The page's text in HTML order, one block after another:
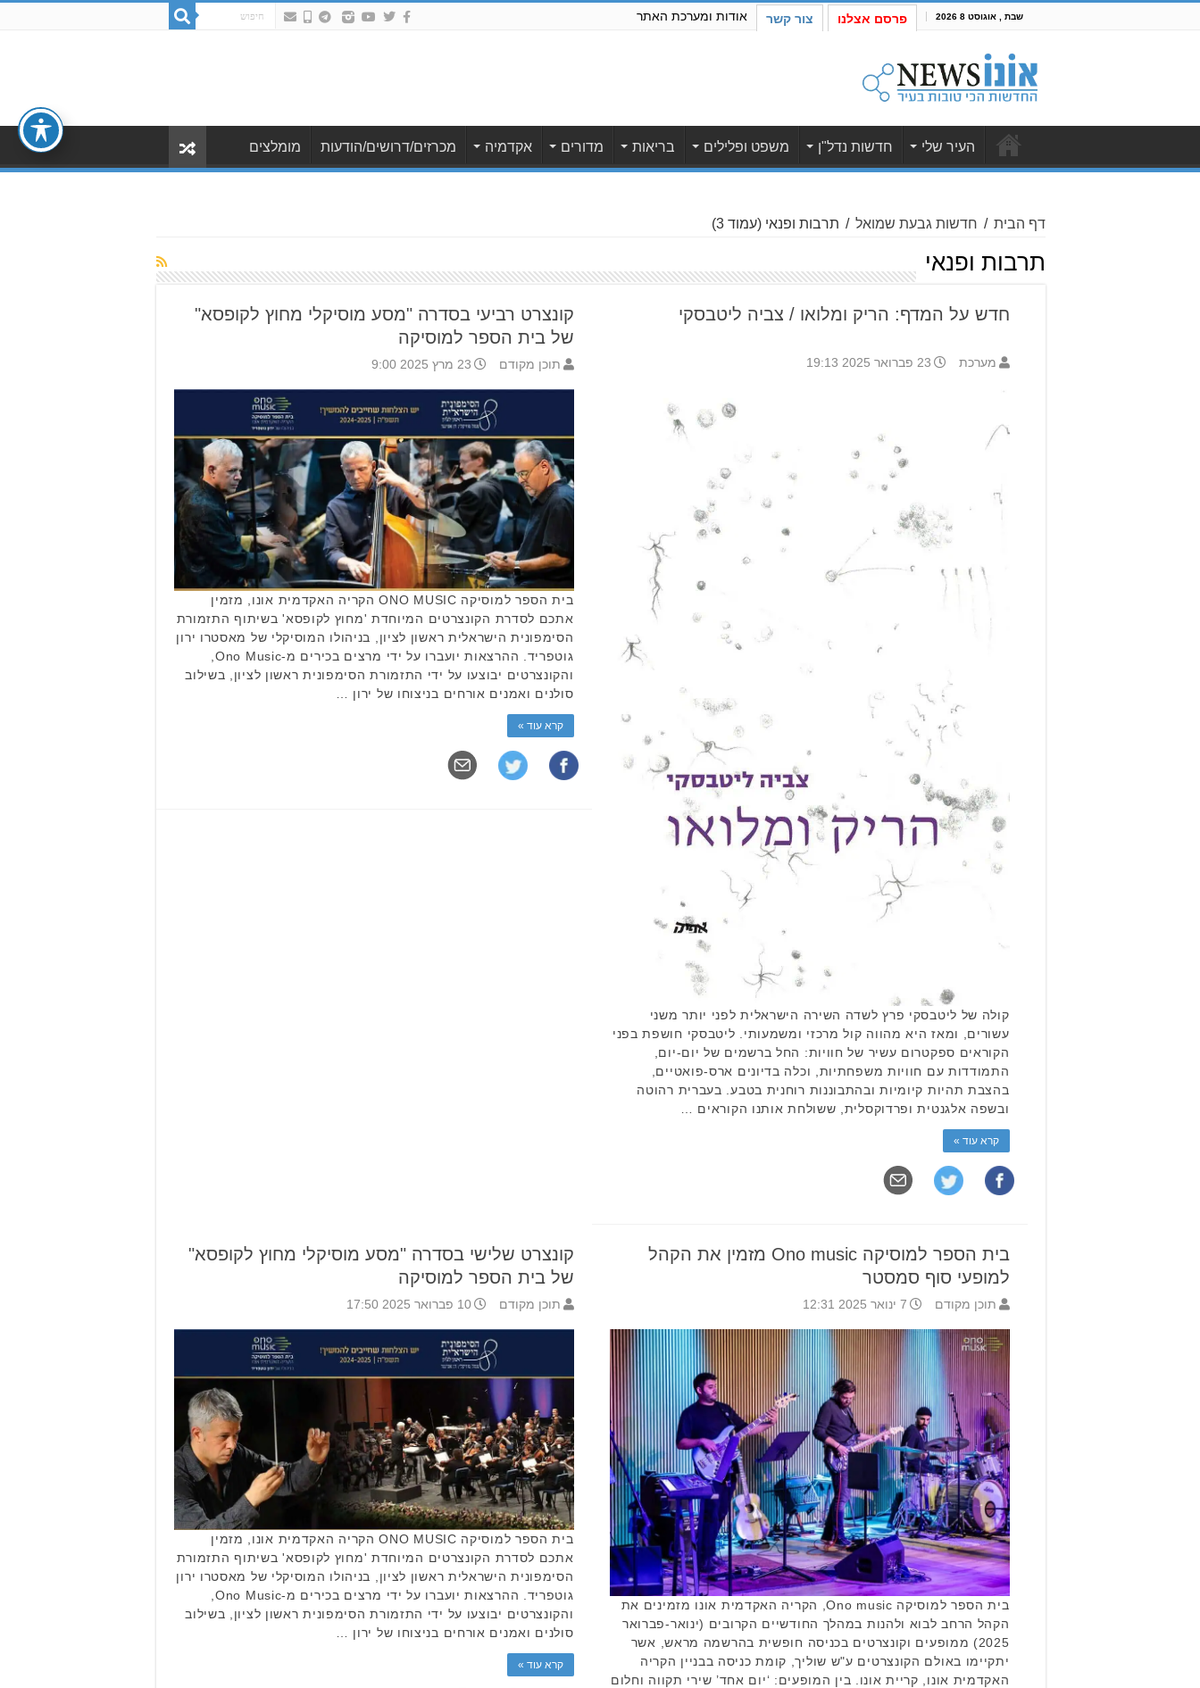
שבת , אוגוסט 8 2026 פרסם אצלנו צור קשר אודות ומערכת האתר
העיר שלי חדשות נדל"ן משפט ופלילים בריאות מדורים אקדמיה מכרזים/דרושים/הודעות מומלצים
דף הבית / חדשות גבעת שמואל / תרבות ופנאי (עמוד 3)
תרבות ופנאי
קונצרט רביעי בסדרה "מסע מוסיקלי מחוץ לקופסא"
של בית הספר למוסיקה
תוכן מקודם 23 מרץ 2025 9:00
בית הספר למוסיקה ONO MUSIC הקריה האקדמית אונו, מזמין
אתכם לסדרת הקונצרטים המיוחדת 'מחוץ לקופסא' בשיתוף התזמורת
הסימפונית הישראלית ראשון לציון, בניהולו המוסיקלי של מאסטרו ירון
גוטפריד. ההרצאות יועברו על ידי מרצים בכירים מ-Ono Music,
והקונצרטים יבוצעו על ידי התזמורת הסימפונית ראשון לציון, בשילוב
סולנים ואמנים אורחים בניצוחו של ירון …
קרא עוד »
חדש על המדף: הריק ומלואו / צביה ליטבסקי
מערכת 23 פברואר 2025 19:13
קולה של ליטבסקי פרץ לשדה השירה הישראלית לפני יותר משני
עשורים, ומאז היא מהווה קול מרכזי ומשמעותי. ליטבסקי חושפת בפני
הקוראים ספקטרום עשיר של חוויות: החל ברשמים של יום-יום,
התמודדות עם חוויות משפחתיות, וכלה בדיונים ארס-פואטיים,
בהצבת תהיות קיומיות ובהתבוננות רוחנית בטבע. בעברית רהוטה
ובשפה אלגנטית ופרדוקסלית, ששולחת אותנו הקוראים …
קרא עוד »
קונצרט שלישי בסדרה "מסע מוסיקלי מחוץ לקופסא"
של בית הספר למוסיקה
תוכן מקודם 10 פברואר 2025 17:50
בית הספר למוסיקה ONO MUSIC הקריה האקדמית אונו, מזמין
אתכם לסדרת הקונצרטים המיוחדת 'מחוץ לקופסא' בשיתוף התזמורת
הסימפונית הישראלית ראשון לציון, בניהולו המוסיקלי של מאסטרו ירון
גוטפריד. ההרצאות יועברו על ידי מרצים בכירים מ-Ono Music,
והקונצרטים יבוצעו על ידי התזמורת הסימפונית ראשון לציון, בשילוב
סולנים ואמנים אורחים בניצוחו של ירון …
קרא עוד »
בית הספר למוסיקה Ono music מזמין את הקהל
למופעי סוף סמסטר
תוכן מקודם 7 ינואר 2025 12:31
בית הספר למוסיקה Ono music, הקריה האקדמית אונו מזמינים את
הקהל הרחב לבוא ולהנות במהלך החודשיים הקרובים (ינואר-פברואר
2025) ממופעים וקונצרטים בכניסה חופשית בהרשמה מראש, אשר
יתקיימו באולם הקונצרטים ע"ש שוליך, קומת כניסה בבניין הקריה
האקדמית אונו, קריית אונו. בין המופעים: ‘יום אחד’ שירי תקווה וחלום